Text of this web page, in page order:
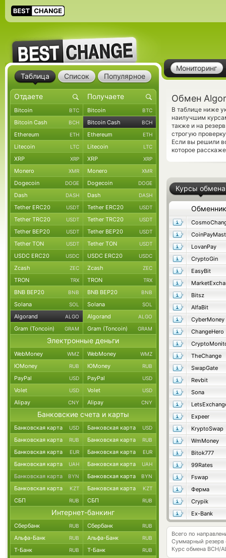
Мониторинг
Обмен
В таблице ниже
наилучшим
также и на
строгую
Если вы решили
которое
Курсы обмена
Обменник
LovanPay
CryptoGin
EasyBit
Bitsz
AlfaBit
CyberMoney
ChangeHero
TheChange
SwapGate
Revbit
Sona
Expeer
KryptoSwap
WmMoney
Bitok777
99Rates
Fswap
Ферма
Crypik
Ex-Bank
Всего по
Суммарный резерв
Курс обмена BCH/
Таблица Список Популярное
Bitcoin BTC Bitcoin BTC
Bitcoin Cash BCH Bitcoin Cash BCH
Ethereum ETH Ethereum ETH
Litecoin LTC Litecoin LTC
XRP XRP XRP XRP
Monero XMR Monero XMR
Dogecoin DOGE Dogecoin DOGE
Dash DASH Dash DASH
Tether ERC20 USDT Tether ERC20 USDT
Tether TRC20 USDT Tether TRC20 USDT
Tether BEP20 USDT Tether BEP20 USDT
Tether TON USDT Tether TON USDT
USDC ERC20 USDC USDC ERC20 USDC
Zcash ZEC Zcash ZEC
TRON TRX TRON TRX
BNB BEP20 BNB BNB BEP20 BNB
Solana SOL Solana SOL
Algorand ALGO Algorand ALGO
Gram (Toncoin) GRAM Gram (Toncoin) GRAM
Электронные деньги
WebMoney WMZ WebMoney WMZ
ЮMoney RUB ЮMoney RUB
PayPal USD PayPal USD
Volet USD Volet USD
Alipay CNY Alipay CNY
Банковские счета и карты
Банковская карта USD Банковская карта USD
Банковская карта RUB Банковская карта RUB
Банковская карта EUR Банковская карта EUR
Банковская карта UAH Банковская карта UAH
Банковская карта BYN Банковская карта BYN
Банковская карта KZT Банковская карта KZT
СБП RUB СБП RUB
Интернет-банкинг
Сбербанк RUB Сбербанк RUB
Альфа-Банк RUB Альфа-Банк RUB
Т-Банк RUB Т-Банк RUB